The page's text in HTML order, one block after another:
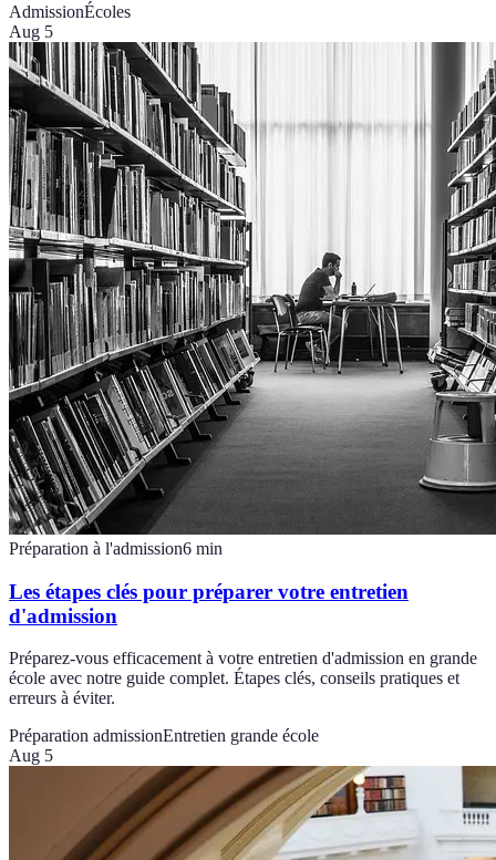
AdmissionÉcoles
Aug 5
Préparation à l'admission6 min
Les étapes clés pour préparer votre entretien
d'admission
Préparez-vous efficacement à votre entretien d'admission en grande
école avec notre guide complet. Étapes clés, conseils pratiques et
erreurs à éviter.
Préparation admissionEntretien grande école
Aug 5